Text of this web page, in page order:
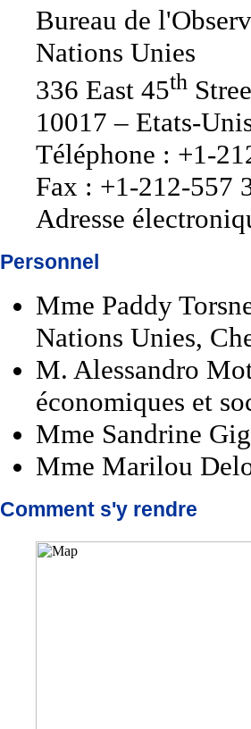
Bureau de
Nations Unies
336 East 45th
10017 – Etats-
Téléphone : +1-
Fax : +1-212-557
Adresse
Personnel
Mme Paddy
Nations Unies,
M. Alessandro
économiques et
Mme Sandrine
Mme Marilou
Comment s'y rendre